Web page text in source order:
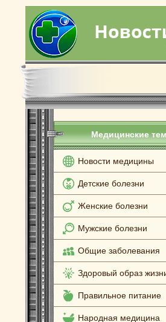
Медицинские
Новости медицины
Детские болезни
Женские болезни
Мужские болезни
Общие заболевания
Здоровый образ
Правильное питание
Народная медицина